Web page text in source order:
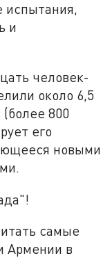
испытания,
и
человек-
около 6,5
800
его
новыми
самые
Армении в